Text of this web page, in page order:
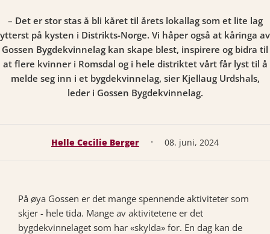
– Det er stor stas å bli kåret til årets lokallag som et lite lag
ytterst på kysten i Distrikts-Norge. Vi håper også at kåringa av
Gossen Bygdekvinnelag kan skape blest, inspirere og bidra til
at flere kvinner i Romsdal og i hele distriktet vårt får lyst til å
melde seg inn i et bygdekvinnelag, sier Kjellaug Urdshals,
leder i Gossen Bygdekvinnelag.
Helle Cecilie Berger · 08. juni, 2024
På øya Gossen er det mange spennende aktiviteter som
skjer - hele tida. Mange av aktivitetene er det
bygdekvinnelaget som har «skylda» for. En dag kan de